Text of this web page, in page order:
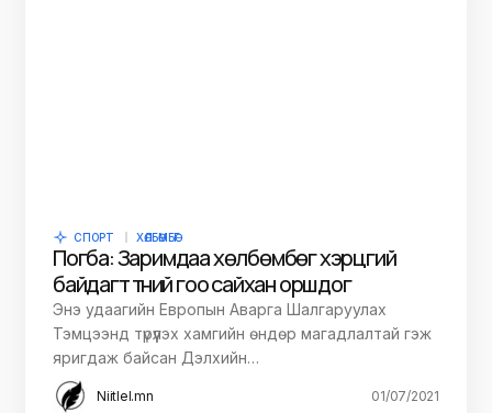
СПОРТ ХӨЛБӨМБӨГ
Погба: Заримдаа хөлбөмбөг хэрцгий
байдагт түүний гоо сайхан оршдог
Энэ удаагийн Европын Аварга Шалгаруулах
Тэмцээнд түрүүлэх хамгийн өндөр магадлалтай гэж
яригдаж байсан Дэлхийн…
Niitlel.mn 01/07/2021